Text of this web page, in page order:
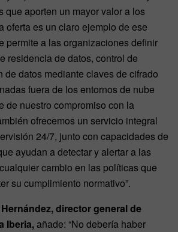
que aporten un mayor valor a los
oferta es un claro ejemplo de ese
permite a las organizaciones definir
residencia de datos, control de
de datos mediante claves de cifrado
fuera de los entornos de nube
de nuestro compromiso con la
ofrecemos un servicio integral
24/7, junto con capacidades de
ayudan a detectar y alertar a las
cambio en las políticas que
su cumplimiento normativo”.
director general de
Iberia,añade: “No debería haber